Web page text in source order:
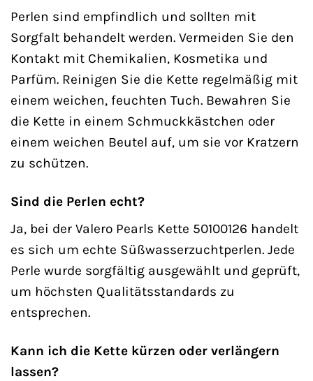
Perlen sind empfindlich und sollten mit
Sorgfalt behandelt werden. Vermeiden Sie den
Kontakt mit Chemikalien, Kosmetika und
Parfüm. Reinigen Sie die Kette regelmäßig mit
einem weichen, feuchten Tuch. Bewahren Sie
die Kette in einem Schmuckkästchen oder
einem weichen Beutel auf, um sie vor Kratzern
zu schützen.
Sind die Perlen echt?
Ja, bei der Valero Pearls Kette 50100126 handelt
es sich um echte Süßwasserzuchtperlen. Jede
Perle wurde sorgfältig ausgewählt und geprüft,
um höchsten Qualitätsstandards zu
entsprechen.
Kann ich die Kette kürzen oder verlängern
lassen?